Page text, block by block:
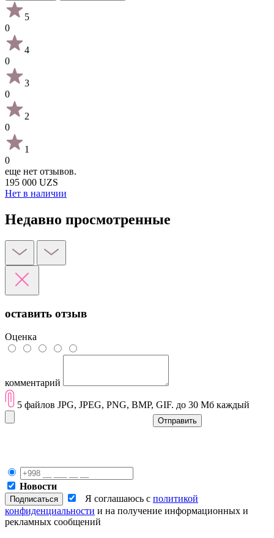
5
0
4
0
3
0
2
0
1
0
еще нет отзывов.
195 000 UZS
Нет в наличии
Недавно просмотренные
оставить отзыв
Оценка
комментарий
5 файлов JPG, JPEG, PNG, BMP, GIF. до 30 Мб каждый
Отправить
Новости
Я соглашаюсь с политикой
конфиденциальности и на получение информационных и
рекламных сообщений